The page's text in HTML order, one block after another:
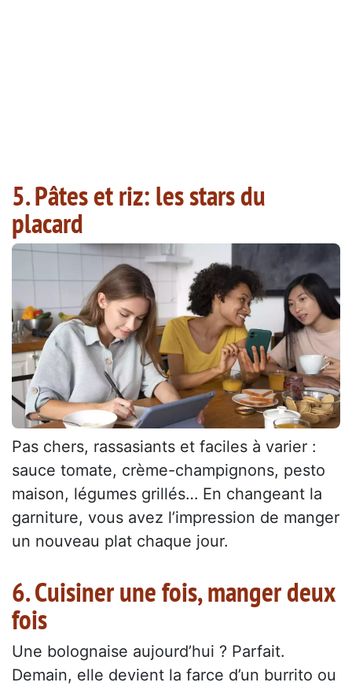
5. Pâtes et riz: les stars du
placard
Pas chers, rassasiants et faciles à varier :
sauce tomate, crème-champignons, pesto
maison, légumes grillés… En changeant la
garniture, vous avez l’impression de manger
un nouveau plat chaque jour.
6. Cuisiner une fois, manger deux
fois
Une bolognaise aujourd’hui ? Parfait.
Demain, elle devient la farce d’un burrito ou